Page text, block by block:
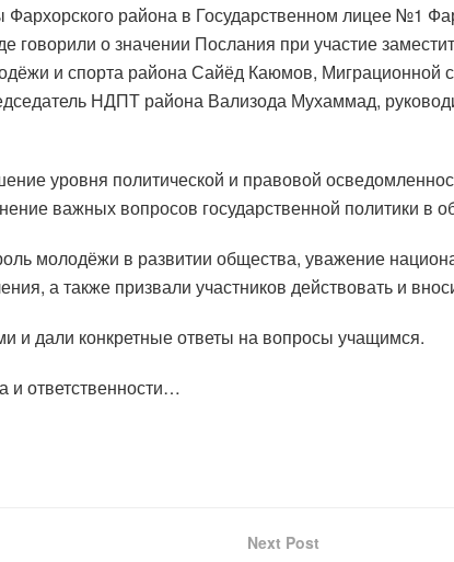
района в Государственном лицее №1
говорили о значении Послания при участие
и спорта района Сайёд Каюмов,
НДПТ района Вализода Мухаммад,
уровня политической и правовой
важных вопросов государственной политики в
молодёжи в развитии общества, уважение
а также призвали участников действовать и
и дали конкретные ответы на вопросы учащимся.
и ответственности…
Next Post